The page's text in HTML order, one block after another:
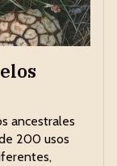
ancestrales
200 usos